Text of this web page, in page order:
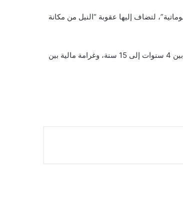
لتضاف إليها عقوبة “النيل من مكانة
ويعاقب التعديل الجديد، كل من يدير أو ينشئ موقعاً إلكترونياً أو ينشر أخباراً تؤدي إلى “زعزعة النقد وأسعار الصرف في النشرات الرسمية” بالسجن بين 4 سنوات إلى 15 سنة، وغرامة مالية بين